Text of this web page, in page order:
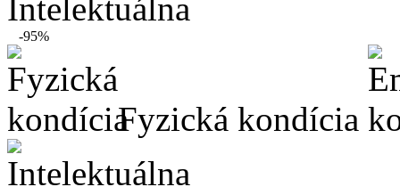
-95%
Fyzická kondícia